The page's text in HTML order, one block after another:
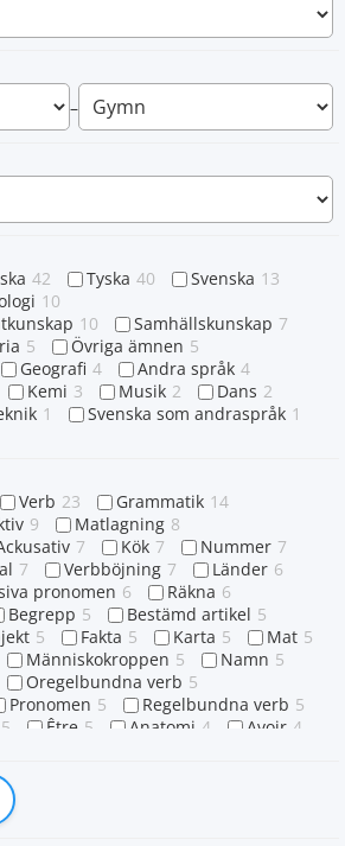
–
42 Tyska 40 Svenska 13
10
10 Samhällskunskap 7
5 Övriga ämnen 5
Geografi 4 Andra språk 4
Kemi 3 Musik 2 Dans 2
1 Svenska som andraspråk 1
Verb 23 Grammatik 14
9 Matlagning 8
7 Kök 7 Nummer 7
7 Verbböjning 7 Länder 6
pronomen 6 Räkna 6
Begrepp 5 Bestämd artikel 5
5 Fakta 5 Karta 5 Mat 5
Människokroppen 5 Namn 5
Oregelbundna verb 5
Pronomen 5 Regelbundna verb 5
5 Être 5 Anatomi 4 Avoir 4
Klockan
Råvarukunskap
4